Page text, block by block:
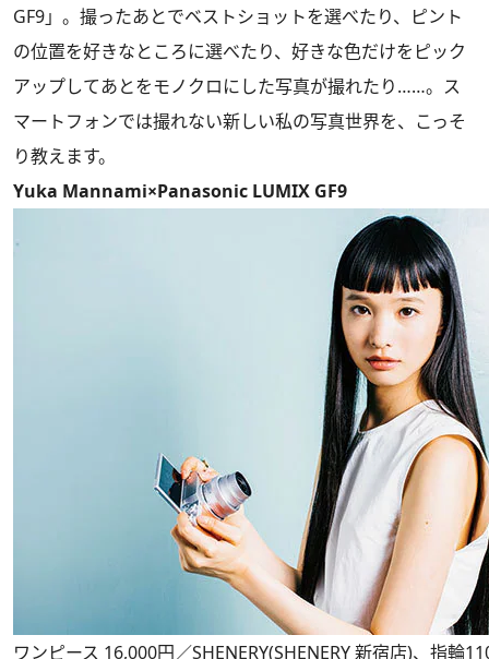
GF9」。撮ったあとでベストショットを選べたり、ピント
の位置を好きなところに選べたり、好きな色だけをピック
アップしてあとをモノクロにした写真が撮れたり……。ス
マートフォンでは撮れない新しい私の写真世界を、こっそ
り教えます。
Yuka Mannami×Panasonic LUMIX GF9
ワンピース 16,000円／SHENERY(SHENERY 新宿店)、指輪